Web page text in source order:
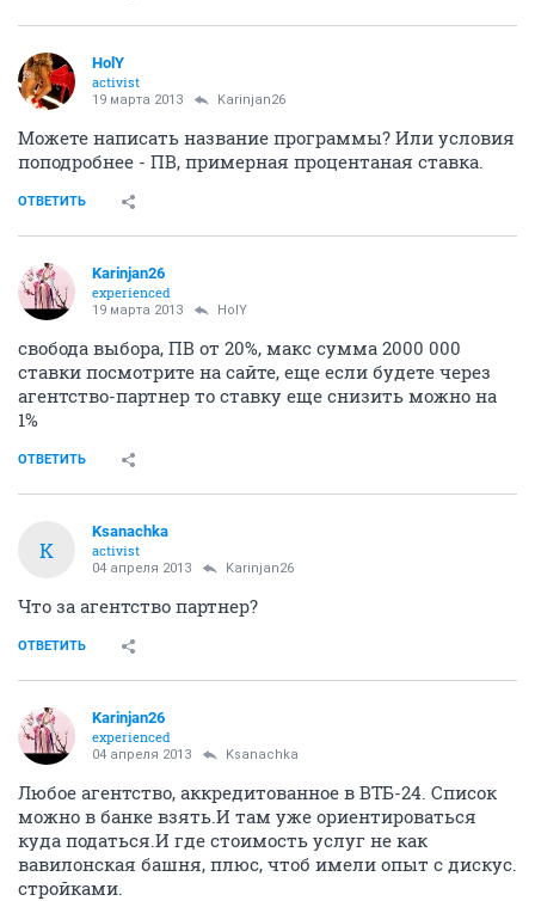
HolY
activist
19 марта 2013 Karinjan26
Можете написать название программы? Или условия
поподробнее - ПВ, примерная процентаная ставка.
ОТВЕТИТЬ
Karinjan26
experienced
19 марта 2013 HolY
свобода выбора, ПВ от 20%, макс сумма 2000 000
ставки посмотрите на сайте, еще если будете через
агентство-партнер то ставку еще снизить можно на
1%
ОТВЕТИТЬ
K
Ksanachka
activist
04 апреля 2013 Karinjan26
Что за агентство партнер?
ОТВЕТИТЬ
Karinjan26
experienced
04 апреля 2013 Ksanachka
Любое агентство, аккредитованное в ВТБ-24. Список
можно в банке взять.И там уже ориентироваться
куда податься.И где стоимость услуг не как
вавилонская башня, плюс, чтоб имели опыт с дискус.
стройками.